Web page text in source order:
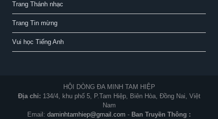
Trang Thánh nhạc
Trang Tin mừng
Vui học Tiếng Anh
HỘI DÒNG ĐA MINH TAM HIỆP
Địa chỉ: 134/4, khu phố 5, P.Tam Hiệp, Biên Hòa, Đồng Nai, Việt
Nam
Email: daminhtamhiep@gmail.com - Ban Truyền Thông :